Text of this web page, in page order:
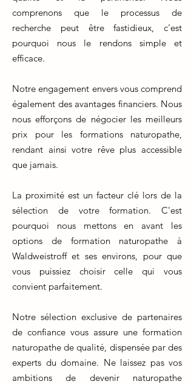
comprenons que le processus de
recherche peut être fastidieux, c'est
pourquoi nous le rendons simple et
efficace.
Notre engagement envers vous comprend
également des avantages financiers. Nous
nous efforçons de négocier les meilleurs
prix pour les formations naturopathe,
rendant ainsi votre rêve plus accessible
que jamais.
La proximité est un facteur clé lors de la
sélection de votre formation. C'est
pourquoi nous mettons en avant les
options de formation naturopathe à
Waldweistroff et ses environs, pour que
vous puissiez choisir celle qui vous
convient parfaitement.
Notre sélection exclusive de partenaires
de confiance vous assure une formation
naturopathe de qualité, dispensée par des
experts du domaine. Ne laissez pas vos
ambitions de devenir naturopathe